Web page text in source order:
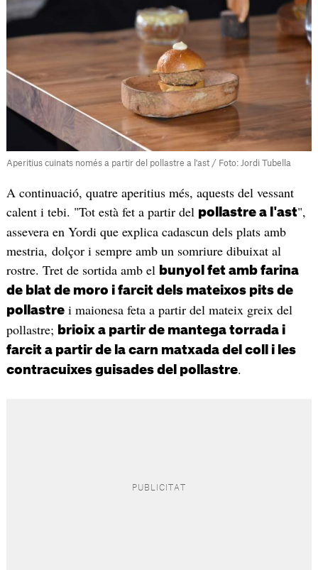
Aperitius cuinats només a partir del pollastre a l'ast / Foto: Jordi Tubella
A continuació, quatre aperitius més, aquests del vessant
calent i tebi. "Tot està fet a partir del pollastre a l'ast",
assevera en Yordi que explica cadascun dels plats amb
mestria, dolçor i sempre amb un somriure dibuixat al
rostre. Tret de sortida amb el bunyol fet amb farina
de blat de moro i farcit dels mateixos pits de
pollastrei maionesa feta a partir del mateix greix del
pollastre; brioix a partir de mantega torrada i
farcit a partir de la carn matxada del coll i les
contracuixes guisades del pollastre.